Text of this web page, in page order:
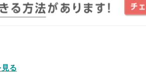
る